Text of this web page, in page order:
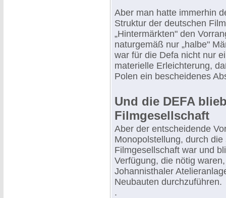
Aber man hatte immerhin
Struktur der deutschen
„Hintermärkten" den
naturgemäß nur „halbe"
war für die Defa nicht nur
materielle Erleichterung,
Polen ein bescheidenes
Und die DEFA
Filmgesellschaft
Aber der entscheidende
Monopolstellung, durch
Filmgesellschaft war und
Verfügung, die nötig
Johannisthaler
Neubauten durchzuführen.
.